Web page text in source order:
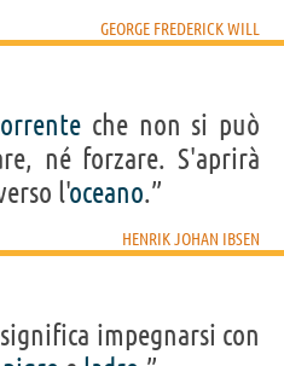
GEORGE FREDERICK WILL
che non si può
né forzare. S'aprirà
l'oceano.”
HENRIK JOHAN IBSEN
significa impegnarsi con